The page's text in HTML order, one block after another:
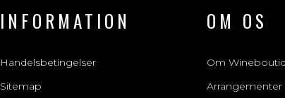
INFORMATION
Handelsbetingelser
Sitemap
OM OS
Om
Arrangementer